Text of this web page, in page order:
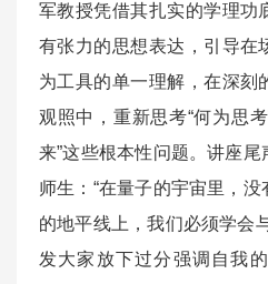
军教授凭借其扎实的学理功
有张力的思想表达，引导在
为工具的单一理解，在深刻
观照中，重新思考“何为思考
来”这些根本性问题。讲座
师生：“在量子的宇宙里，
的地平线上，我们必须学会
发大家放下过分强调自我